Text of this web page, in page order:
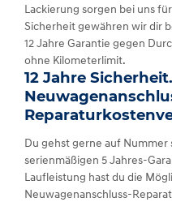
Lackierung sorgen bei uns
Sicherheit gewähren wir dir
12 Jahre Garantie gegen
ohne Kilometerlimit.
12 Jahre
Du gehst gerne auf Nummer
serienmäßigen 5 Jahres-
Laufleistung hast du die
Neuwagenanschluss-